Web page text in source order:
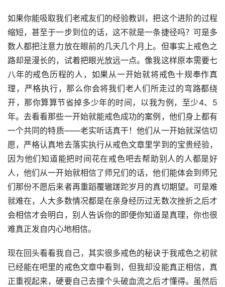
如果你能吸取我们老戒友们的经验教训，把这个进阶的过程
缩短，甚至于一步到位的话，这不就是一条捷径吗？可是多
数人都把注意力放在眼前的几天几个月上。但事实上戒色之
路却是漫长的，试着把眼光放远一点。像我这样原本需要七
八年的戒色历程的人，如果从一开始就将戒色十规奉作真
理，严格执行，那么你会将我们老人们所走过的弯路都绕
开，那你算算节省掉多少年的时间，以我为例，至少4、5
年。去看看那些一开始就能戒色成功的案例，他们身上都有
一个共同的特质——老实听话真干！他们从一开始就深信切
愿，严格认真地去落实执行从戒色文章里学到的宝贵经验，
因为他们知道能把时间花在戒色吧去帮助别人的人都是好
人，他们从一开始就相信了师兄们的话，他们能体会到师兄
们那份不愿后来者再重蹈覆辙蹉跎岁月的真切期望。可是难
就难在，人大多数情况都是在亲身经历过无数次挫折之后才
会相信才会明白，别人告诉你的即便你知道是真理，你也很
难真正发自内心地相信。
现在回头看看我自己，其实很多戒色的秘诀于我戒色之初就
已经能在吧里的戒色文章中看到，但我却没能真正相信，真
正重视起来，硬要自己去撞个头破血流之后才懂得。虽然后